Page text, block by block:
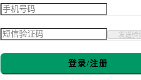
发送验
登录/注册